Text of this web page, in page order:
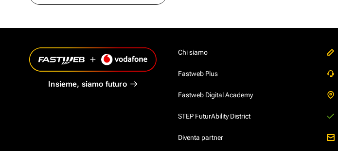
Insieme, siamo futuro
Chi siamo
Fastweb Plus
Fastweb Digital Academy
STEP FuturAbility District
Diventa partner